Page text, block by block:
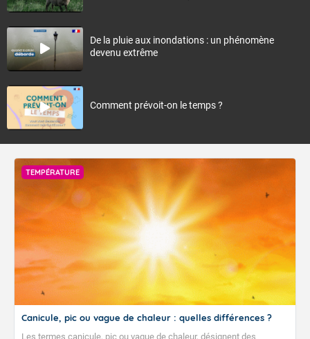
De la pluie aux inondations : un phénomène
devenu extrême
Comment prévoit-on le temps ?
TEMPÉRATURE
Canicule, pic ou vague de chaleur : quelles différences ?
Les termes canicule, pic ou vague de chaleur, désignent des